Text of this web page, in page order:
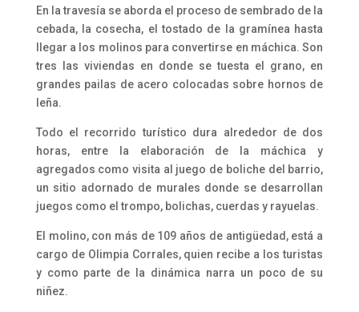
En la travesía se aborda el proceso de sembrado de la
cebada, la cosecha, el tostado de la gramínea hasta
llegar a los molinos para convertirse en máchica. Son
tres las viviendas en donde se tuesta el grano, en
grandes pailas de acero colocadas sobre hornos de
leña.
Todo el recorrido turístico dura alrededor de dos
horas, entre la elaboración de la máchica y
agregados como visita al juego de boliche del barrio,
un sitio adornado de murales donde se desarrollan
juegos como el trompo, bolichas, cuerdas y rayuelas.
El molino, con más de 109 años de antigüedad, está a
cargo de Olimpia Corrales, quien recibe a los turistas
y como parte de la dinámica narra un poco de su
niñez.